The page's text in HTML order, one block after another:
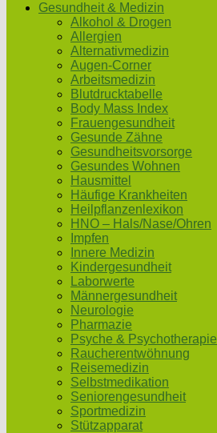
Gesundheit & Medizin
Alkohol & Drogen
Allergien
Alternativmedizin
Augen-Corner
Arbeitsmedizin
Blutdrucktabelle
Body Mass Index
Frauengesundheit
Gesunde Zähne
Gesundheitsvorsorge
Gesundes Wohnen
Hausmittel
Häufige Krankheiten
Heilpflanzenlexikon
HNO – Hals/Nase/Ohren
Impfen
Innere Medizin
Kindergesundheit
Laborwerte
Männergesundheit
Neurologie
Pharmazie
Psyche & Psychotherapie
Raucherentwöhnung
Reisemedizin
Selbstmedikation
Seniorengesundheit
Sportmedizin
Stützapparat